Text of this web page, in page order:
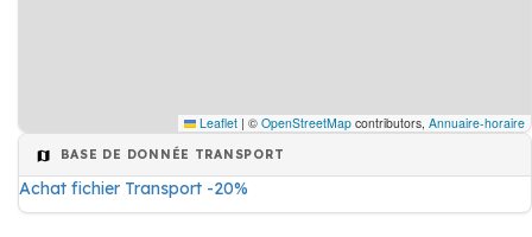
Leaflet | © OpenStreetMap contributors, Annuaire-horaire
BASE DE DONNÉE TRANSPORT
Achat fichier Transport -20%